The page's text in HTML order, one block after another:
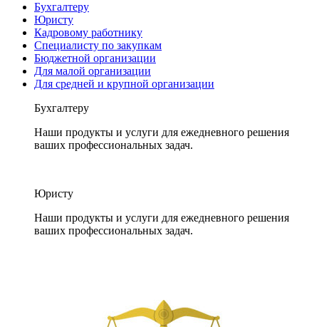
Бухгалтеру
Юристу
Кадровому работнику
Специалисту по закупкам
Бюджетной организации
Для малой организации
Для средней и крупной организации
Бухгалтеру
Наши продукты и услуги для ежедневного решения
ваших профессиональных задач.
Юристу
Наши продукты и услуги для ежедневного решения
ваших профессиональных задач.